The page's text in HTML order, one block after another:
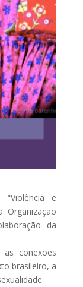
e
Organização
da
conexões
brasileiro, a